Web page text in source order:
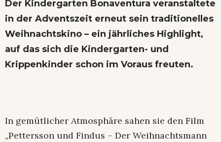
Der Kindergarten Bonaventura veranstaltete
in der Adventszeit erneut sein traditionelles
Weihnachtskino – ein jährliches Highlight,
auf das sich die Kindergarten- und
Krippenkinder schon im Voraus freuten.
In gemütlicher Atmosphäre sahen sie den Film
„Pettersson und Findus – Der Weihnachtsmann